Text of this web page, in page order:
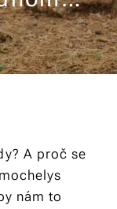
A proč se
nám to